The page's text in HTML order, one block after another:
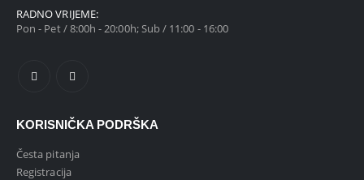
RADNO VRIJEME:
Pon - Pet / 8:00h - 20:00h; Sub / 11:00 - 16:00
KORISNIČKA PODRŠKA
Česta pitanja
Registracija